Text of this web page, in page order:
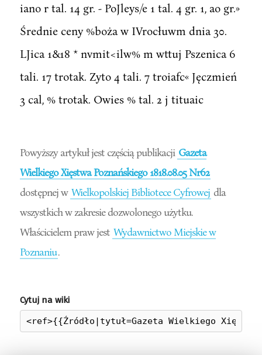
iano r tal. 14 gr. - PoJleys/e 1 tal. 4 gr. 1, ao gr.»
Średnie ceny %boża w IVrocłuwm dnia 30.
LJica 1&18 * nvmit<ilw% m wttuj Pszenica 6
tali. 17 trotak. Zyto 4 tali. 7 troiafc« Jęczmień
3 cal, % trotak. Owies % tal. 2 j tituaic
Powyższy artykuł jest częścią publikacji Gazeta
Wielkiego Xięstwa Poznańskiego 1818.08.05 Nr62
dostępnej w Wielkopolskiej Bibliotece Cyfrowej dla
wszystkich w zakresie dozwolonego użytku.
Właścicielem praw jest Wydawnictwo Miejskie w
Poznaniu.
Cytuj na wiki